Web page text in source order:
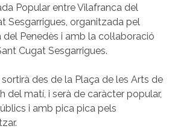
Popular entre Vilafranca del
Sesgarrigues, organitzada pel
Penedès i amb la col·laboració
Cugat Sesgarrigues.
des de la Plaça de les Arts de
del matí, i serà de caràcter popular,
i amb pica pica pels